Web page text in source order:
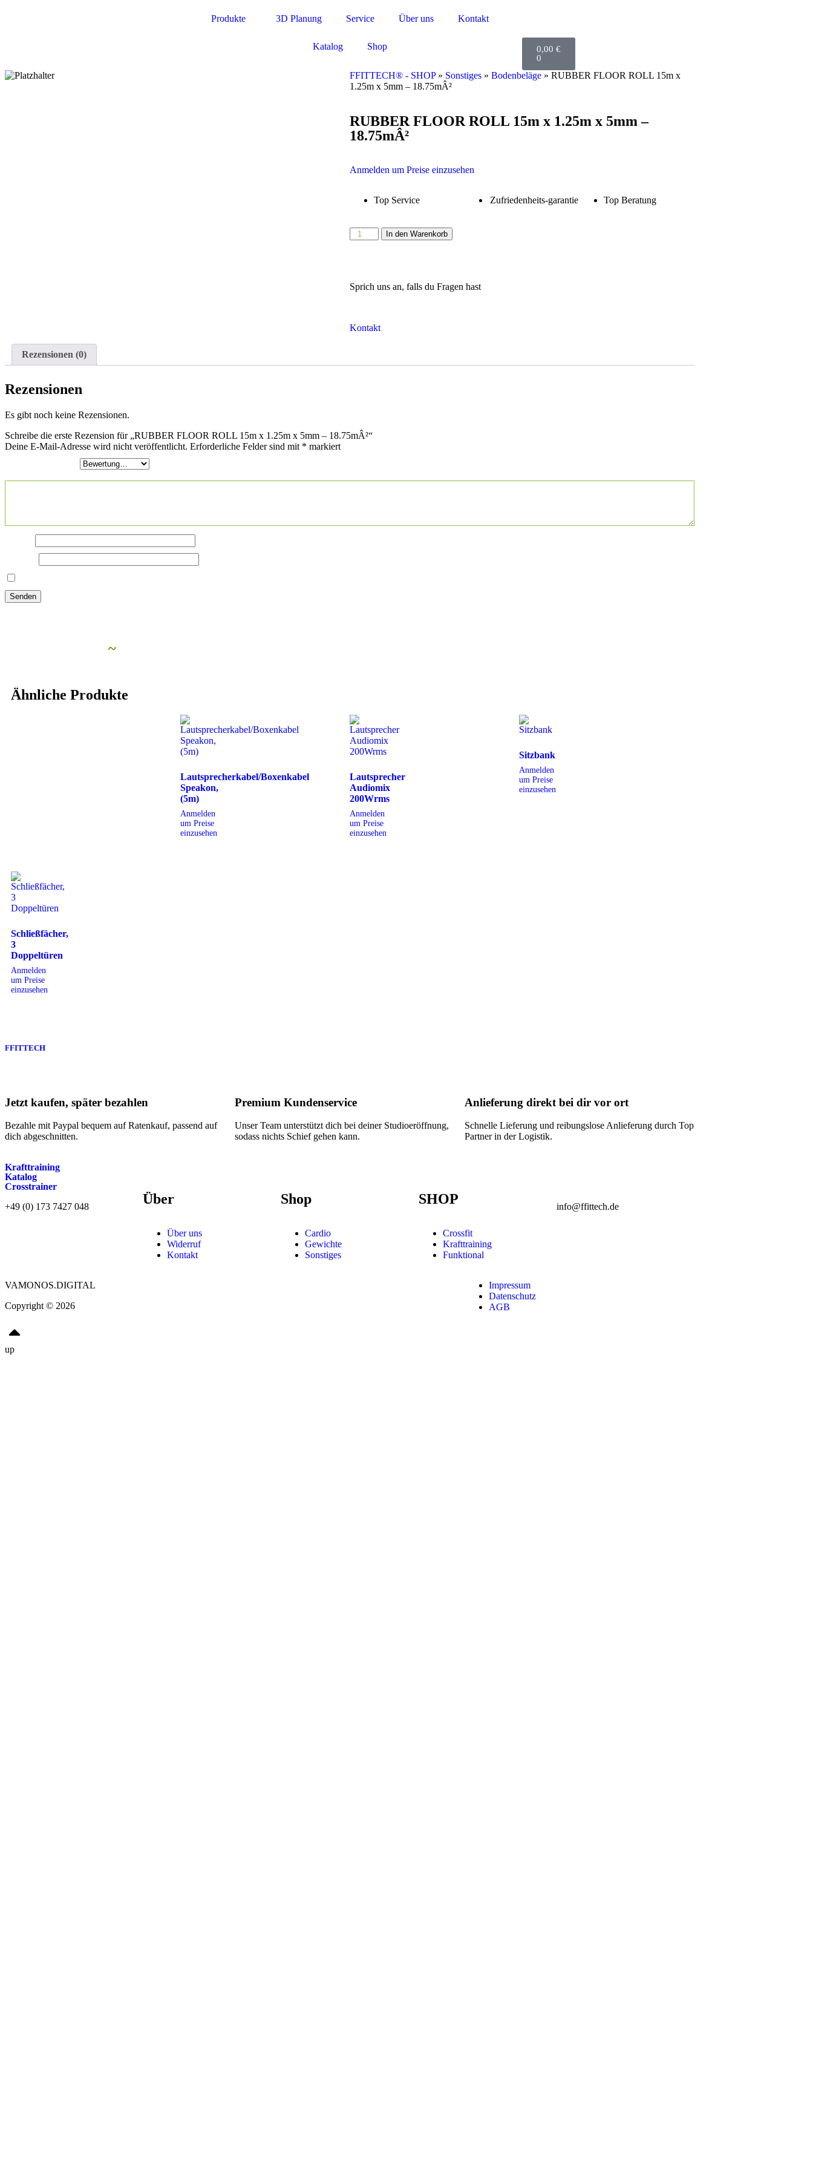
Produkte 3D Planung Service Über uns Kontakt
Katalog Shop 0,00 €
0
FFITTECH® - SHOP» Sonstiges » Bodenbeläge » RUBBER FLOOR ROLL 15m x
1.25m x 5mm – 18.75mÂ²
RUBBER FLOOR ROLL 15m x 1.25m x 5mm –
18.75mÂ²
Anmelden um Preise einzusehen
Top Service Zufriedenheits-garantie Top Beratung
In den Warenkorb
Sprich uns an, falls du Fragen hast
Kontakt
Rezensionen (0)
Rezensionen
Es gibt noch keine Rezensionen.
Schreibe die erste Rezension für „RUBBER FLOOR ROLL 15m x 1.25m x 5mm – 18.75mÂ²“
Deine E-Mail-Adresse wird nicht veröffentlicht. Erforderliche Felder sind mit * markiert
~
Ähnliche Produkte
Lautsprecherkabel/Boxenkabel
Speakon,
(5m)
Anmelden
um Preise
einzusehen
Lautsprecher
Audiomix
200Wrms
Anmelden
um Preise
einzusehen
Sitzbank
Anmelden
um Preise
einzusehen
Schließfächer,
3
Doppeltüren
Anmelden
um Preise
einzusehen
FFITTECH
Jetzt kaufen, später bezahlen
Bezahle mit Paypal bequem auf Ratenkauf, passend auf
dich abgeschnitten.
Premium Kundenservice
Unser Team unterstützt dich bei deiner Studioeröffnung,
sodass nichts Schief gehen kann.
Anlieferung direkt bei dir vor ort
Schnelle Lieferung und reibungslose Anlieferung durch Top
Partner in der Logistik.
Krafttraining
Katalog
Crosstrainer
+49 (0) 173 7427 048
Über
Über uns
Widerruf
Kontakt
Shop
Cardio
Gewichte
Sonstiges
SHOP
Crossfit
Krafttraining
Funktional
info@ffittech.de
VAMONOS.DIGITAL
Copyright © 2026
Impressum
Datenschutz
AGB
up